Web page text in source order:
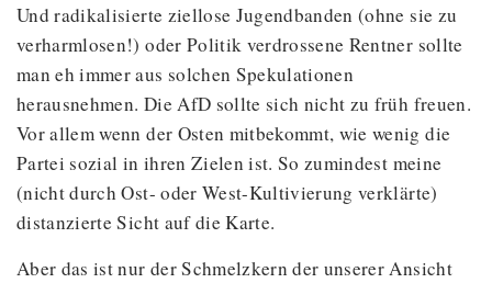
Und radikalisierte ziellose Jugendbanden (ohne sie zu
verharmlosen!) oder Politik verdrossene Rentner sollte
man eh immer aus solchen Spekulationen
herausnehmen. Die AfD sollte sich nicht zu früh freuen.
Vor allem wenn der Osten mitbekommt, wie wenig die
Partei sozial in ihren Zielen ist. So zumindest meine
(nicht durch Ost- oder West-Kultivierung verklärte)
distanzierte Sicht auf die Karte.
Aber das ist nur der Schmelzkern der unserer Ansicht